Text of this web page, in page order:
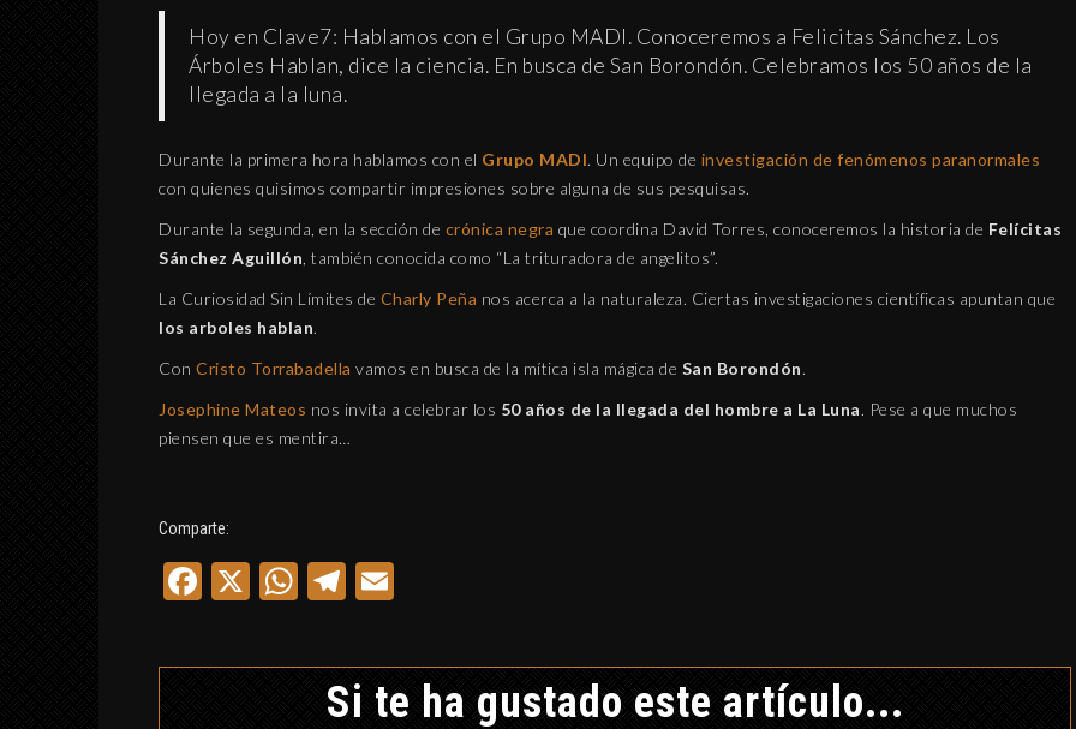
Hoy en Clave7: Hablamos con el Grupo MADI. Conoceremos a Felicitas Sánchez. Los
Árboles Hablan, dice la ciencia. En busca de San Borondón. Celebramos los 50 años de la
llegada a la luna.
Durante la primera hora hablamos con el Grupo MADI. Un equipo de investigación de fenómenos paranormales
con quienes quisimos compartir impresiones sobre alguna de sus pesquisas.
Durante la segunda, en la sección de crónica negra que coordina David Torres, conoceremos la historia de Felícitas
Sánchez Aguillón , también conocida como “La trituradora de angelitos”.
La Curiosidad Sin Límites de Charly Peña nos acerca a la naturaleza. Ciertas investigaciones científicas apuntan que
los arboles hablan.
Con Cristo Torrabadella vamos en busca de la mítica isla mágica de San Borondón.
Josephine Mateos nos invita a celebrar los 50 años de la llegada del hombre a La Luna. Pese a que muchos
piensen que es mentira…
Comparte:
Facebook
X WhatsApp
Telegram
Si te ha gustado este artículo...
BLAVATSKY Y JUNG
8 septiembre, 2019
KLARA MAUEROVA: LA
CANÍBAL DE KUŘIM
CRÓNICA NEGRA DTK
12 febrero, 2019